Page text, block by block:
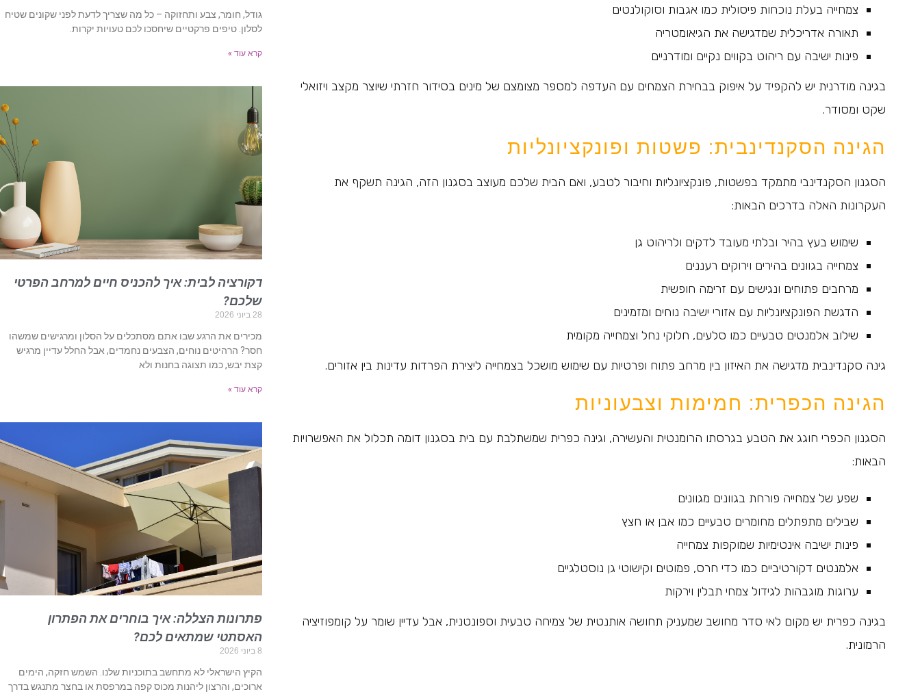
צמחייה בעלת נוכחות פיסולית כמו אגבות וסוקולנטים
תאורה אדריכלית שמדגישה את הגיאומטריה
פינות ישיבה עם ריהוט בקווים נקיים ומודרניים
בגינה מודרנית יש להקפיד על איפוק בבחירת הצמחים עם העדפה למספר מצומצם של מינים בסידור חזרתי שיוצר מקצב ויזואלי
שקט ומסודר.
הגינה הסקנדינבית: פשטות ופונקציונליות
הסגנון הסקנדינבי מתמקד בפשטות, פונקציונליות וחיבור לטבע, ואם הבית שלכם מעוצב בסגנון הזה, הגינה תשקף את
העקרונות האלה בדרכים הבאות:
שימוש בעץ בהיר ובלתי מעובד לדקים ולריהוט גן
צמחייה בגוונים בהירים וירוקים רעננים
מרחבים פתוחים ונגישים עם זרימה חופשית
הדגשת הפונקציונליות עם אזורי ישיבה נוחים ומזמינים
שילוב אלמנטים טבעיים כמו סלעים, חלוקי נחל וצמחייה מקומית
גינה סקנדינבית מדגישה את האיזון בין מרחב פתוח ופרטיות עם שימוש מושכל בצמחייה ליצירת הפרדות עדינות בין אזורים.
הגינה הכפרית: חמימות וצבעוניות
הסגנון הכפרי חוגג את הטבע בגרסתו הרומנטית והעשירה, וגינה כפרית שמשתלבת עם בית בסגנון דומה תכלול את האפשרויות
הבאות:
שפע של צמחייה פורחת בגוונים מגוונים
שבילים מתפתלים מחומרים טבעיים כמו אבן או חצץ
פינות ישיבה אינטימיות שמוקפות צמחייה
אלמנטים דקורטיביים כמו כדי חרס, פמוטים וקישוטי גן נוסטלגיים
ערוגות מוגבהות לגידול צמחי תבלין וירקות
בגינה כפרית יש מקום לאי סדר מחושב שמעניק תחושה אותנטית של צמיחה טבעית וספונטנית, אבל עדיין שומר על קומפוזיציה
הרמונית.
גודל, חומר, צבע ותחזוקה – כל מה שצריך לדעת לפני שקונים שטיח
לסלון. טיפים פרקטיים שיחסכו לכם טעויות יקרות.
קרא עוד »
דקורציה לבית: איך להכניס חיים למרחב הפרטי
שלכם?
28 ביוני 2026
מכירים את הרגע שבו אתם מסתכלים על הסלון ומרגישים שמשהו
חסר? הרהיטים נוחים, הצבעים נחמדים, אבל החלל עדיין מרגיש
קצת יבש, כמו תצוגה בחנות ולא
קרא עוד »
פתרונות הצללה: איך בוחרים את הפתרון
האסתטי שמתאים לכם?
8 ביוני 2026
הקיץ הישראלי לא מתחשב בתוכניות שלנו. השמש חזקה, הימים
ארוכים, והרצון ליהנות מכוס קפה במרפסת או בחצר מתנגש בדרך